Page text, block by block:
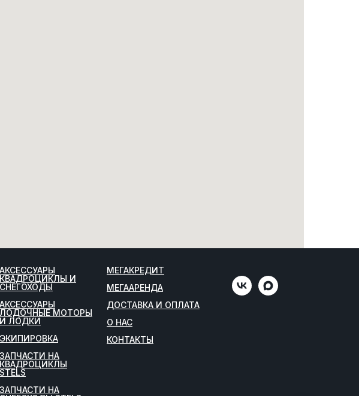
АКСЕССУАРЫ
КВАДРОЦИКЛЫ И
СНЕГОХОДЫ
АКСЕССУАРЫ
ЛОДОЧНЫЕ МОТОРЫ
И ЛОДКИ
ЭКИПИРОВКА
ЗАПЧАСТИ НА
КВАДРОЦИКЛЫ
STELS
ЗАПЧАСТИ НА
МЕГАКРЕДИТ
МЕГААРЕНДА
ДОСТАВКА И ОПЛАТА
О НАС
КОНТАКТЫ